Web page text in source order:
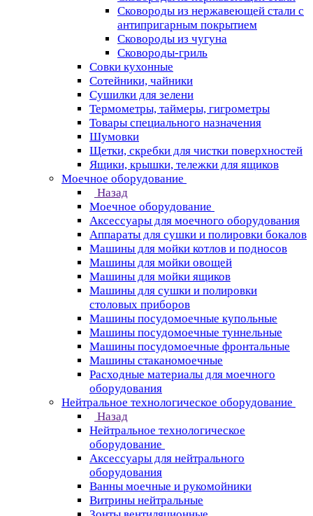
Сковороды из нержавеющей стали с
антипригарным покрытием
Сковороды из чугуна
Сковороды-гриль
Совки кухонные
Сотейники, чайники
Сушилки для зелени
Термометры, таймеры, гигрометры
Товары специального назначения
Шумовки
Щетки, скребки для чистки поверхностей
Ящики, крышки, тележки для ящиков
Моечное оборудование
Назад
Моечное оборудование
Аксессуары для моечного оборудования
Аппараты для сушки и полировки бокалов
Машины для мойки котлов и подносов
Машины для мойки овощей
Машины для мойки ящиков
Машины для сушки и полировки
столовых приборов
Машины посудомоечные купольные
Машины посудомоечные туннельные
Машины посудомоечные фронтальные
Машины стаканомоечные
Расходные материалы для моечного
оборудования
Нейтральное технологическое оборудование
Назад
Нейтральное технологическое
оборудование
Аксессуары для нейтрального
оборудования
Ванны моечные и рукомойники
Витрины нейтральные